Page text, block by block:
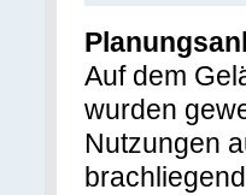
Auf dem
wurden
Nutzungen